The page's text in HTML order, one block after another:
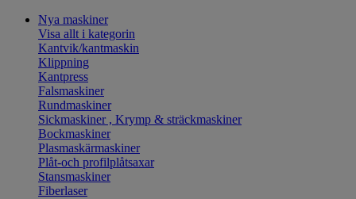
Nya maskiner
Visa allt i kategorin
Kantvik/kantmaskin
Klippning
Kantpress
Falsmaskiner
Rundmaskiner
Sickmaskiner , Krymp & sträckmaskiner
Bockmaskiner
Plasmaskärmaskiner
Plåt-och profilplåtsaxar
Stansmaskiner
Fiberlaser